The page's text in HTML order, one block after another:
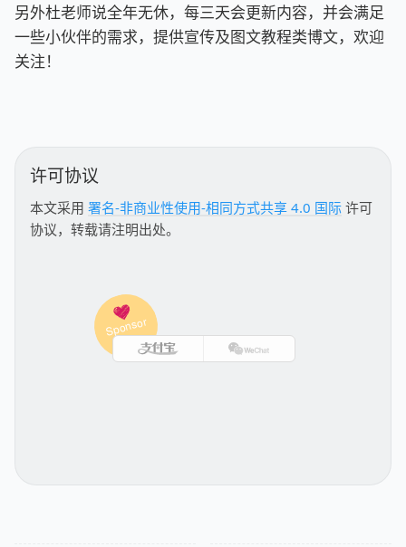
另外杜老师说全年无休，每三天会更新内容，并会满足
一些小伙伴的需求，提供宣传及图文教程类博文，欢迎
关注！
许可协议
本文采用 署名-非商业性使用-相同方式共享 4.0 国际 许可
协议，转载请注明出处。